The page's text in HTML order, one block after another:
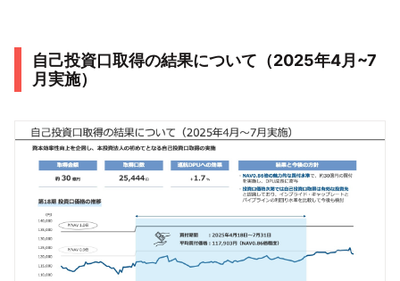
自己投資口取得の結果について（2025年4月~7
月実施）